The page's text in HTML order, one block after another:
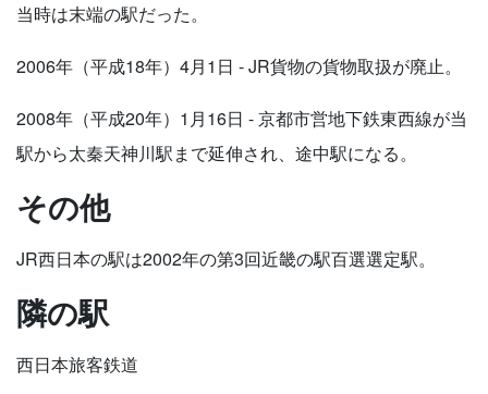
当時は末端の駅だった。
2006年（平成18年）4月1日 - JR貨物の貨物取扱が廃止。
2008年（平成20年）1月16日 - 京都市営地下鉄東西線が当
駅から太秦天神川駅まで延伸され、途中駅になる。
その他
JR西日本の駅は2002年の第3回近畿の駅百選選定駅。
隣の駅
西日本旅客鉄道